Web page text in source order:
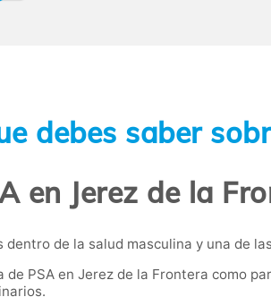
debes saber
en Jerez de la
dentro de la salud masculina y una de
de PSA en Jerez de la Frontera como